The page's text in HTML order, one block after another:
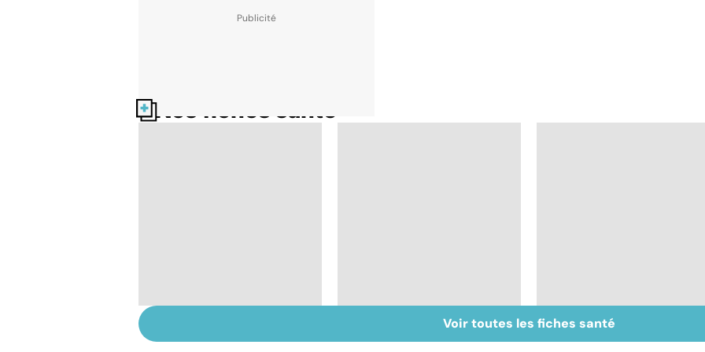
Nos fiches santé
une bactérie sous
Centenaires, des
exemples de
Personnes âgées :
faire face à la perte
Voir toutes les fiches santé